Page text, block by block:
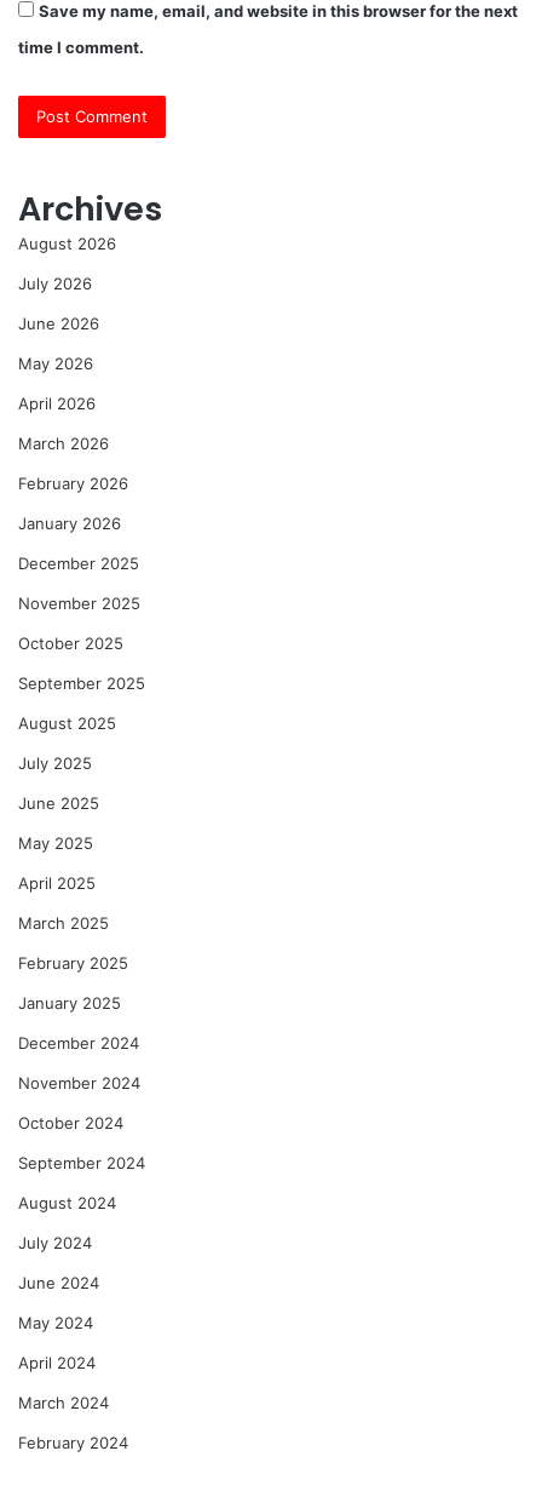
Save my name, email, and website in this browser for the next
time I comment.
Archives
August 2026
July 2026
June 2026
May 2026
April 2026
March 2026
February 2026
January 2026
December 2025
November 2025
October 2025
September 2025
August 2025
July 2025
June 2025
May 2025
April 2025
March 2025
February 2025
January 2025
December 2024
November 2024
October 2024
September 2024
August 2024
July 2024
June 2024
May 2024
April 2024
March 2024
February 2024